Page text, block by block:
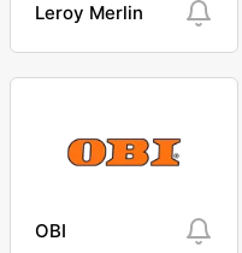
Leroy Merlin
OBI